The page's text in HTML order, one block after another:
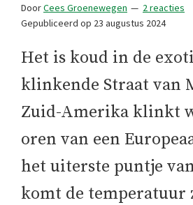
fanaten
DoorCees Groenewegen
2 reacties
Gepubliceerd op 23 augustus 2024
Het is koud in de
klinkende Straat van
Zuid-Amerika klinkt
oren van een
het uiterste puntje
komt de temperatuur